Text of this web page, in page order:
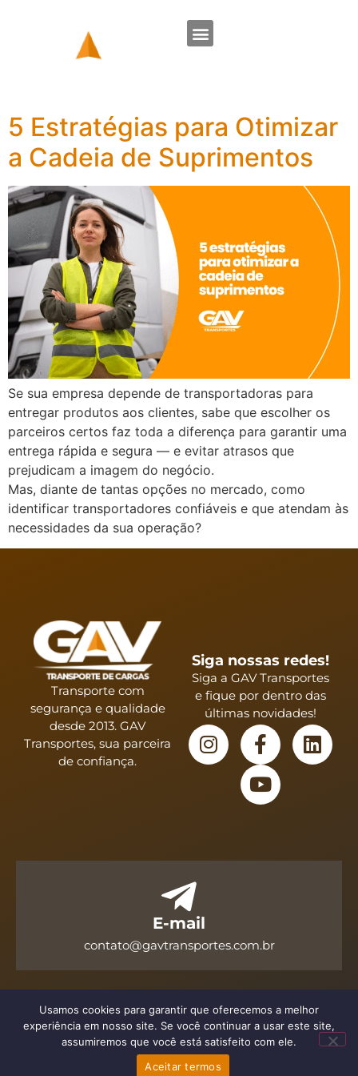
5 Estratégias para Otimizar
a Cadeia de Suprimentos
Se sua empresa depende de transportadoras para
entregar produtos aos clientes, sabe que escolher os
parceiros certos faz toda a diferença para garantir uma
entrega rápida e segura — e evitar atrasos que
prejudicam a imagem do negócio.
Mas, diante de tantas opções no mercado, como
identificar transportadores confiáveis e que atendam às
necessidades da sua operação?
Transporte com
segurança e qualidade
desde 2013. GAV
Transportes, sua parceira
de confiança.
Siga nossas redes!
Siga a GAV Transportes
e fique por dentro das
últimas novidades!
E-mail
contato@gavtransportes.com.br
2023 Gav Transportes
| Todos os direitos reservados.
Desenvolvido por
Usamos cookies para garantir que oferecemos a melhor
experiência em nosso site. Se você continuar a usar este site,
assumiremos que você está satisfeito com ele.
Aceitar termos